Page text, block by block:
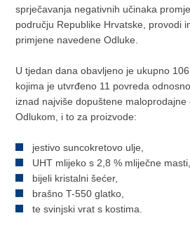
sprječavanja negativnih učinaka
području Republike Hrvatske, provodi
primjene navedene Odluke.
U tjedan dana obavljeno je ukupno
kojima je utvrđeno 11 povreda
iznad najviše dopuštene maloprodajne
Odlukom, i to za proizvode:
jestivo suncokretovo ulje,
UHT mlijeko s 2,8 % mliječne masti,
bijeli kristalni šećer,
brašno T-550 glatko,
te svinjski vrat s kostima.